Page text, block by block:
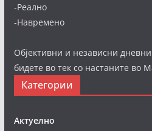
-Реално
-Навремено
Објективни и независни
бидете во тек со настаните во
Категории
Актуелно